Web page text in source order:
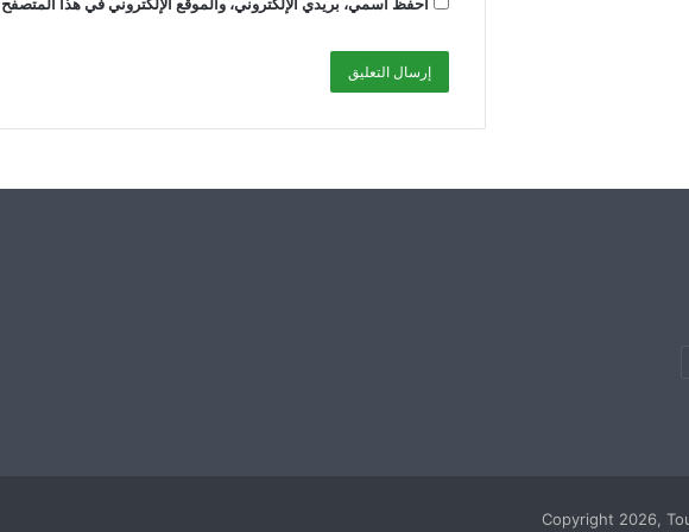
احفظ اسمي، بريدي الإلكتروني، والموقع الإلكتروني في هذا